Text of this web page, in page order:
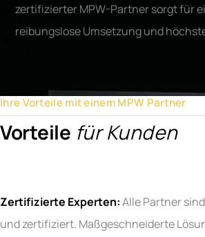
zertifizierter MPW-Partner sorgt für
reibungslose Umsetzung und
Ihre Vorteile mit einem MPW Partner
Vorteile für Kunden
Zertifizierte Experten:Alle Partner
und zertifiziert. Maßgeschneiderte